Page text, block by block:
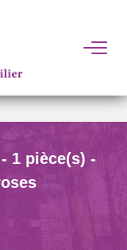
1 pièce(s) -